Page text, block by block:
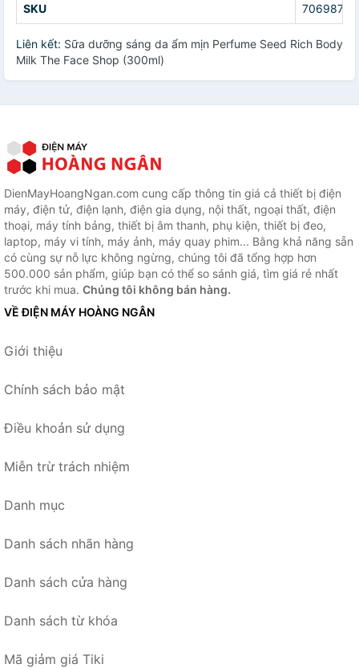
SKU
Liên kết: Sữa dưỡng sáng da ẩm mịn Perfume Seed Rich Body
Milk The Face Shop (300ml)
DienMayHoangNgan.com cung cấp thông tin giá cả thiết bị điện
máy, điện tử, điện lạnh, điện gia dụng, nội thất, ngoại thất, điện
thoại, máy tính bảng, thiết bị âm thanh, phụ kiện, thiết bị đeo,
laptop, máy vi tính, máy ảnh, máy quay phim... Bằng khả năng sẵn
có cùng sự nỗ lực không ngừng, chúng tôi đã tổng hợp hơn
500.000 sản phẩm, giúp bạn có thể so sánh giá, tìm giá rẻ nhất
trước khi mua. Chúng tôi không bán hàng.
VỀ ĐIỆN MÁY HOÀNG NGÂN
Giới thiệu
Chính sách bảo mật
Điều khoản sử dụng
Miễn trừ trách nhiệm
Danh mục
Danh sách nhãn hàng
Danh sách cửa hàng
Danh sách từ khóa
Mã giảm giá Tiki